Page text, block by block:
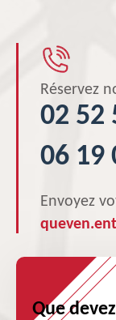
Réservez
02 52
06 19
Envoyez
Que